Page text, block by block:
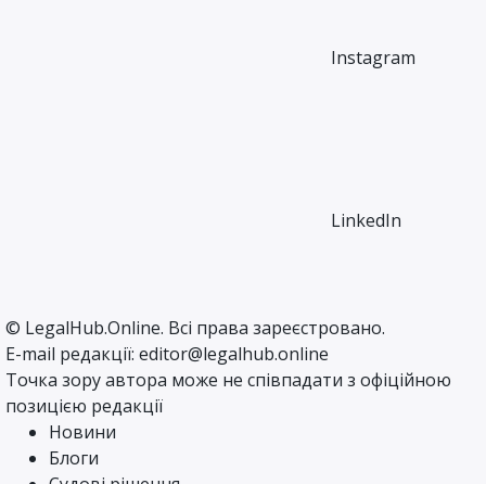
Instagram
LinkedIn
© LegalHub.Online. Всі права зареєстровано.
E-mail редакції: editor@legalhub.online
Точка зору автора може не співпадати з офіційною
позицією редакції
Новини
Блоги